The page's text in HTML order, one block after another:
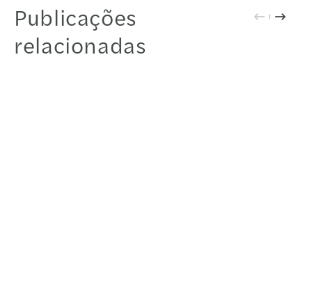
Publicações
relacionadas